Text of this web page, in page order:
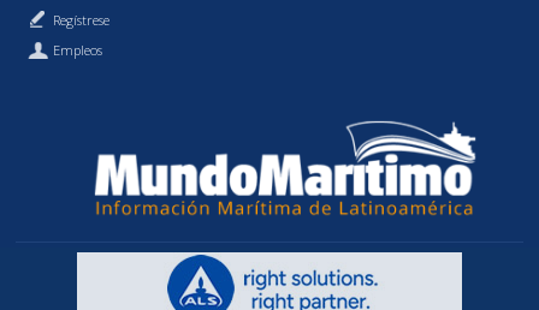
Regístrese
Empleos
Política de Privacidad
MundoMaritimo.cl es una marca registrada de MundoMaritimo Ltda.